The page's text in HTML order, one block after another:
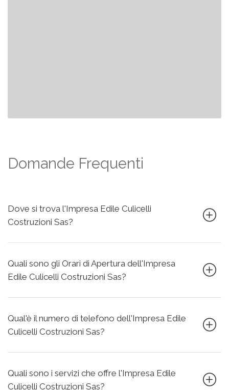
Domande Frequenti
Dove si trova l'Impresa Edile Culicelli
Costruzioni Sas?
Quali sono gli Orari di Apertura dell'Impresa
Edile Culicelli Costruzioni Sas?
Qual'è il numero di telefono dell'Impresa Edile
Culicelli Costruzioni Sas?
Quali sono i servizi che offre l'Impresa Edile
Culicelli Costruzioni Sas?